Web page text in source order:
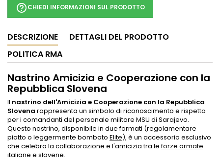
help_outlineCHIEDI INFORMAZIONI SUL PRODOTTO
DESCRIZIONE
DETTAGLI DEL PRODOTTO
POLITICA RMA
Nastrino Amicizia e Cooperazione con la
Repubblica Slovena
Il nastrino dell'Amicizia e Cooperazione con la Repubblica
Slovena rappresenta un simbolo di riconoscimento e rispetto
per i comandanti del personale militare MSU di Sarajevo.
Questo nastrino, disponibile in due formati (regolamentare
piatto o leggermente bombato Elite), è un accessorio esclusivo
che celebra la collaborazione e l'amicizia tra leforze armate
italiane e slovene.